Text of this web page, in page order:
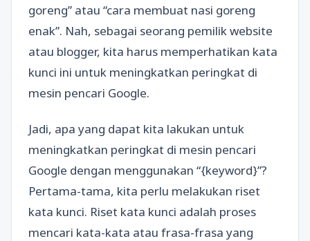
goreng” atau “cara membuat nasi goreng
enak”. Nah, sebagai seorang pemilik website
atau blogger, kita harus memperhatikan kata
kunci ini untuk meningkatkan peringkat di
mesin pencari Google.
Jadi, apa yang dapat kita lakukan untuk
meningkatkan peringkat di mesin pencari
Google dengan menggunakan “{keyword}”?
Pertama-tama, kita perlu melakukan riset
kata kunci. Riset kata kunci adalah proses
mencari kata-kata atau frasa-frasa yang